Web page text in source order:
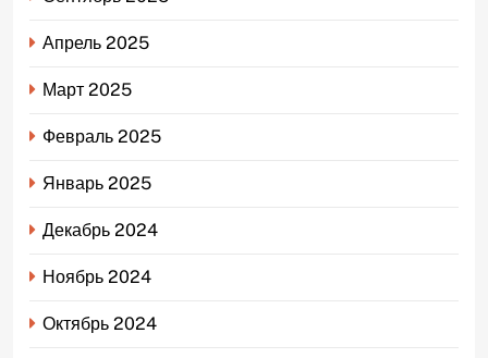
Апрель 2025
Март 2025
Февраль 2025
Январь 2025
Декабрь 2024
Ноябрь 2024
Октябрь 2024